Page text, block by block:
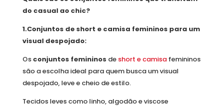
do casual ao chic?
1.Conjuntos de short e camisa femininos para um
visual despojado:
Os conjuntos femininos de short e camisafemininos
são a escolha ideal para quem busca um visual
despojado, leve e cheio de estilo.
Tecidos leves como linho, algodão e viscose